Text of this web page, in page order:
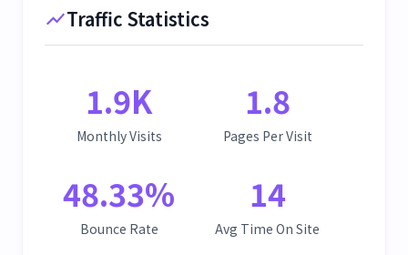
Traffic Statistics
1.9K
Monthly Visits
1.8
Pages Per Visit
48.33%
Bounce Rate
14
Avg Time On Site